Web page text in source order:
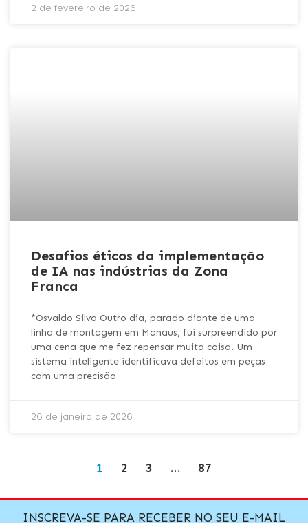
2 de fevereiro de 2026
Desafios éticos da implementação
de IA nas indústrias da Zona
Franca
*Osvaldo Silva Outro dia, parado diante de uma
linha de montagem em Manaus, fui surpreendido por
uma cena que me fez repensar muita coisa. Um
sistema inteligente identificava defeitos em peças
com uma precisão
26 de janeiro de 2026
1 2 3 … 87
INSCREVA-SE PARA RECEBER NO SEU E-MAIL